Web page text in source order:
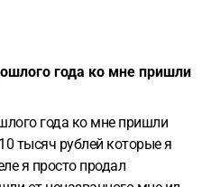
года ко мне пришли
года ко мне пришли
тысяч рублей которые я
я просто продал